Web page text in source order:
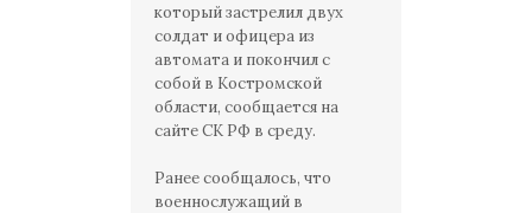
который застрелил двух
солдат и офицера из
автомата и покончил с
собой в Костромской
области, сообщается на
сайте СК РФ в среду.
Ранее сообщалось, что
военнослужащий в